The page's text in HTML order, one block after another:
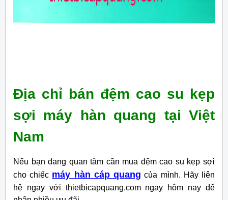
Địa chỉ bán đệm cao su kẹp
sợi máy hàn quang tại Việt
Nam
Nếu bạn đang quan tâm cần mua đệm cao su kẹp sợi
cho chiếc máy hàn cáp quang của mình. Hãy liên
hệ ngay với thietbicapquang.com ngay hôm nay để